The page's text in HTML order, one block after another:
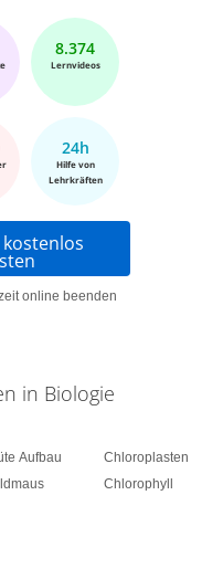
8.374
Lernvideos
24h
Hilfe von
Lehrkräften
kostenlos
online beenden
in Biologie
Aufbau
Chloroplasten
Chlorophyll